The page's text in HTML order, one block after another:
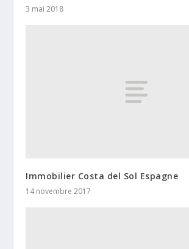
3 mai 2018
Immobilier Costa del Sol Espagne
14 novembre 2017